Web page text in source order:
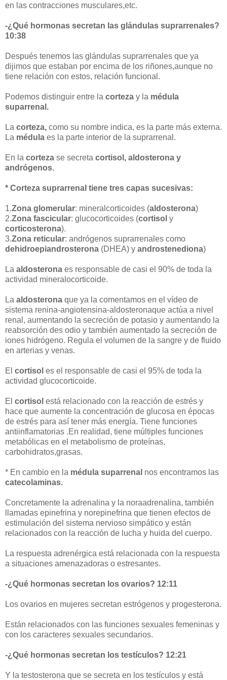
en las contracciones musculares,etc.
-¿Qué hormonas secretan las glándulas suprarrenales?
10:38
Después tenemos las glándulas suprarrenales que ya
dijimos que estaban por encima de los riñones,aunque no
tiene relación con estos, relación funcional.
Podemos distinguir entre la corteza y la médula
suparrenal.
La corteza, como su nombre indica, es la parte más externa.
La médula es la parte interior de la suprarrenal.
En la corteza se secreta cortisol, aldosterona y
andrógenos.
* Corteza suprarrenal tiene tres capas sucesivas:
1.Zona glomerular: mineralcorticoides (aldosterona)
2.Zona fascicular: glucocorticoides (cortisol y
corticosterona).
3.Zona reticular: andrógenos suprarrenales como
dehidroepiandrosterona (DHEA) y androstenediona)
La aldosterona es responsable de casi el 90% de toda la
actividad mineralocorticoide.
La aldosterona que ya la comentamos en el vídeo de
sistema renina-angiotensina-aldosteronaque actúa a nivel
renal, aumentando la secreción de potasio y aumentando la
reabsorción des odio y también aumentado la secreción de
iones hidrógeno. Regula el volumen de la sangre y de fluido
en arterias y venas.
El cortisol es el responsable de casi el 95% de toda la
actividad glucocorticoide.
El cortisol está relacionado con la reacción de estrés y
hace que aumente la concentración de glucosa en épocas
de estrés para así tener más energía. Tiene funciones
antiinflamatorias .En realidad, tiene múltiples funciones
metabólicas en el metabolismo de proteínas,
carbohidratos,grasas.
* En cambio en la médula suparrenal nos encontramos las
catecolaminas.
Concretamente la adrenalina y la noraadrenalina, también
llamadas epinefrina y norepinefrina que tienen efectos de
estimulación del sistema nervioso simpático y están
relacionados con la reacción de lucha y huida del cuerpo.
La respuesta adrenérgica está relacionada con la respuesta
a situaciones amenazadoras o estresantes.
-¿Qué hormonas secretan los ovarios? 12:11
Los ovarios en mujeres secretan estrógenos y progesterona.
Están relacionados con las funciones sexuales femeninas y
con los caracteres sexuales secundarios.
-¿Qué hormonas secretan los testículos? 12:21
Y la testosterona que se secreta en los testículos y está